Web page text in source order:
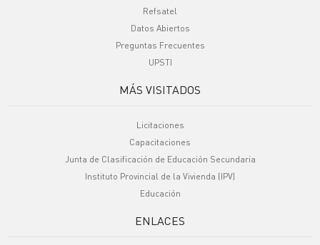
Refsatel
Datos Abiertos
Preguntas Frecuentes
UPSTI
MÁS VISITADOS
Licitaciones
Capacitaciones
Junta de Clasificación de Educación Secundaria
Instituto Provincial de la Vivienda (IPV)
Educación
ENLACES